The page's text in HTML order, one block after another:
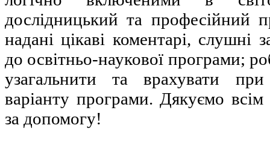
дослідницький та професійний
надані цікаві коментарі, слушні
до освітньо-наукової програми;
узагальнити та врахувати при
варіанту програми. Дякуємо
за допомогу!